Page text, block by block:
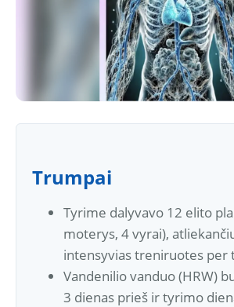
Trumpai
Tyrime dalyvavo 12 elito
moterys, 4 vyrai),
intensyvias treniruotes per
Vandenilio vanduo (HRW)
3 dienas prieš ir tyrimo